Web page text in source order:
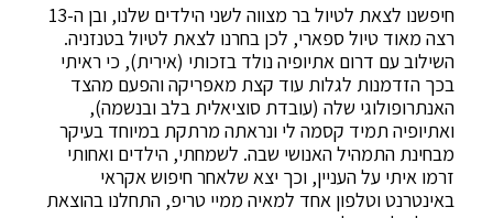
חיפשנו לצאת לטיול בר מצווה לשני הילדים שלנו, ובן ה-13
רצה מאוד טיול ספארי, לכן בחרנו לצאת לטיול בטנזניה.
השילוב עם דרום אתיופיה נולד בזכותי (אירית), כי ראיתי
בכך הזדמנות לגלות עוד קצת מאפריקה והפעם מהצד
האנתרופולוגי שלה (עובדת סוציאלית בלב ובנשמה),
ואתיופיה תמיד קסמה לי ונראתה מרתקת במיוחד בעיקר
מבחינת התמהיל האנושי שבה. לשמחתי, הילדים ואחותי
זרמו איתי על העניין, וכך יצא שלאחר חיפוש אקראי
באינטרנט וטלפון אחד למאיה ממיי טריפ, התחלנו בהוצאת